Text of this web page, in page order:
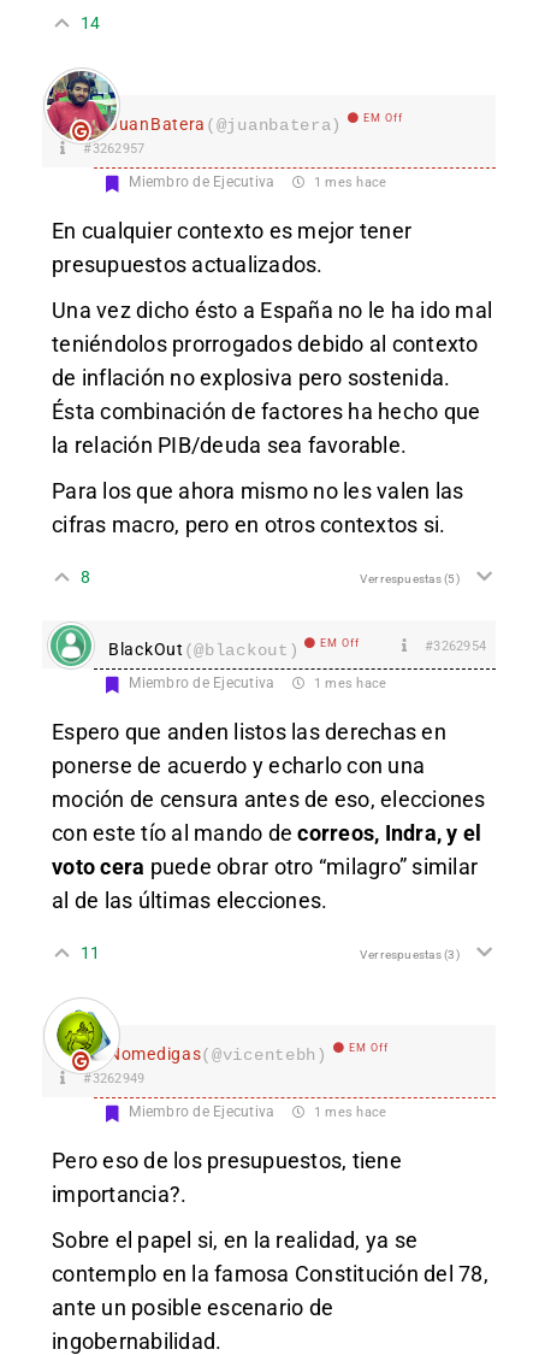
14
JuanBatera (@juanbatera) EM Off
#3262957
Miembro de Ejecutiva 1 mes hace
En cualquier contexto es mejor tener
presupuestos actualizados.
Una vez dicho ésto a España no le ha ido mal
teniéndolos prorrogados debido al contexto
de inflación no explosiva pero sostenida.
Ésta combinación de factores ha hecho que
la relación PIB/deuda sea favorable.
Para los que ahora mismo no les valen las
cifras macro, pero en otros contextos si.
8 Ver respuestas(5)
BlackOut (@blackout) EM Off #3262954
Miembro de Ejecutiva 1 mes hace
Espero que anden listos las derechas en
ponerse de acuerdo y echarlo con una
moción de censura antes de eso, elecciones
con este tío al mando decorreos, Indra, y el
voto cera puede obrar otro “milagro” similar
al de las últimas elecciones.
11 Ver respuestas(3)
Nomedigas(@vicentebh) EM Off
#3262949
Miembro de Ejecutiva 1 mes hace
Pero eso de los presupuestos, tiene
importancia?.
Sobre el papel si, en la realidad, ya se
contemplo en la famosa Constitución del 78,
ante un posible escenario de
ingobernabilidad.